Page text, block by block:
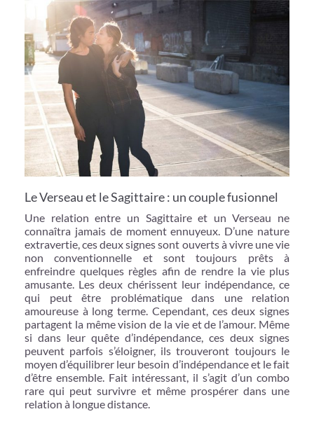
Le Verseau et le Sagittaire : un couple fusionnel
Une relation entre un Sagittaire et un Verseau ne
connaîtra jamais de moment ennuyeux. D’une nature
extravertie, ces deux signes sont ouverts à vivre une vie
non conventionnelle et sont toujours prêts à
enfreindre quelques règles afin de rendre la vie plus
amusante. Les deux chérissent leur indépendance, ce
qui peut être problématique dans une relation
amoureuse à long terme. Cependant, ces deux signes
partagent la même vision de la vie et de l’amour. Même
si dans leur quête d’indépendance, ces deux signes
peuvent parfois s’éloigner, ils trouveront toujours le
moyen d’équilibrer leur besoin d’indépendance et le fait
d’être ensemble. Fait intéressant, il s’agit d’un combo
rare qui peut survivre et même prospérer dans une
relation à longue distance.